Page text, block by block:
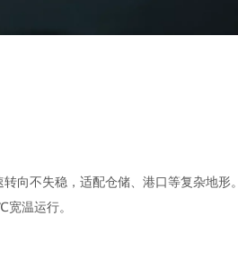
向不失稳，适配仓储、港口等复杂地形。
温运行。